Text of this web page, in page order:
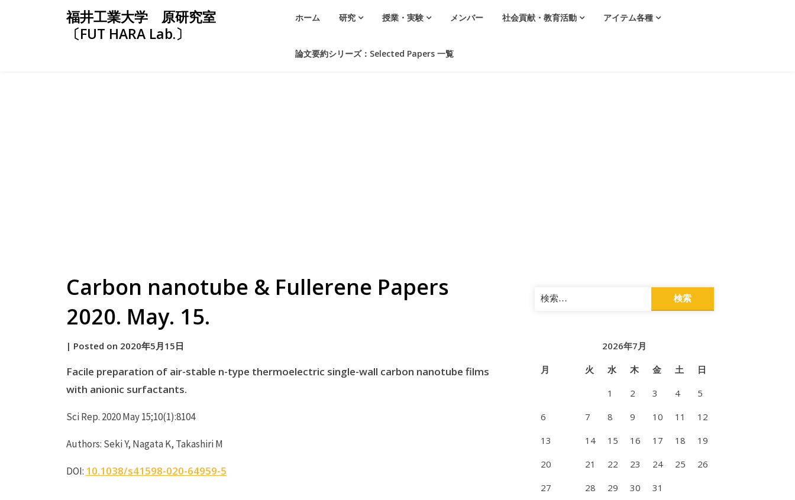
福井工業大学 原研究室
〔FUT HARA Lab.〕
ホーム 研究 授業・実験 メンバー 社会貢献・教育活動 アイテム各種
論文要約シリーズ：Selected Papers 一覧
Carbon nanotube & Fullerene Papers
2020. May. 15.
by
| Posted on 2020年5月15日
Facile preparation of air-stable n-type thermoelectric single-wall carbon nanotube films
with anionic surfactants.
Sci Rep. 2020 May 15;10(1):8104
Authors: Seki Y, Nagata K, Takashiri M
DOI: 10.1038/s41598-020-64959-5
検
索:
2026年7月
月
火 水 木 金 土
日
1
2 3 4
5
6
7 8 9 10 11
12
13
14 15 16 17 18
19
20
21 22 23 24 25
26
27
28 29 30 31